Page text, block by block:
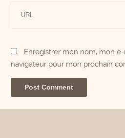
Enregistrer mon nom, mon
navigateur pour mon prochain